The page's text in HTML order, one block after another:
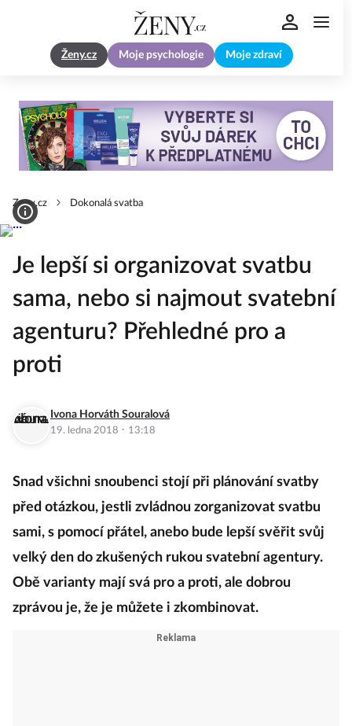
Ženy.cz Moje psychologie Moje zdraví
Zeny.cz Dokonalá svatba
Je lepší si organizovat svatbu
sama, nebo si najmout svatební
agenturu? Přehledné pro a
proti
Ivona Horváth Souralová
19. ledna 2018 · 13:18
Snad všichni snoubenci stojí při plánování svatby
před otázkou, jestli zvládnou zorganizovat svatbu
sami, s pomocí přátel, anebo bude lepší svěřit svůj
velký den do zkušených rukou svatební agentury.
Obě varianty mají svá pro a proti, ale dobrou
zprávou je, že je můžete i zkombinovat.